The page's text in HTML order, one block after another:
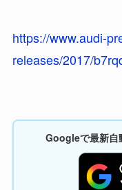
https://www.audi-
releases/2017/
Googleで最新自